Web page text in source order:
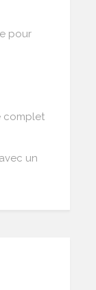
pour
complet
un